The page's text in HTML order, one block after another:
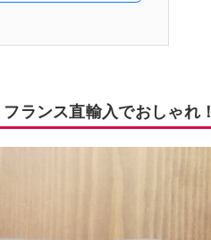
ランス直輸入でおしゃれ！